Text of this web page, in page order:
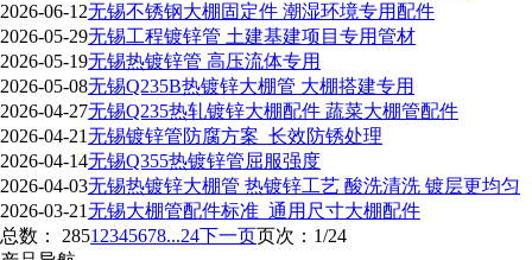
2026-06-12无锡不锈钢大棚固定件 潮湿环境专用配件
2026-05-29无锡工程镀锌管 土建基建项目专用管材
2026-05-19无锡热镀锌管 高压流体专用
2026-05-08无锡Q235B热镀锌大棚管 大棚搭建专用
2026-04-27无锡Q235热轧镀锌大棚配件 蔬菜大棚管配件
2026-04-21无锡镀锌管防腐方案_长效防锈处理
2026-04-14无锡Q355热镀锌管屈服强度
2026-04-03无锡热镀锌大棚管 热镀锌工艺 酸洗清洗 镀层更均匀
2026-03-21无锡大棚管配件标准_通用尺寸大棚配件
总数： 2851 2345678...24下一页页次：1/24